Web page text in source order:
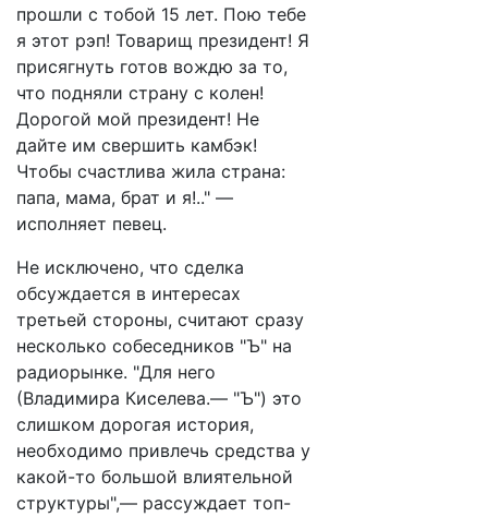
прошли с тобой 15 лет. Пою тебе
я этот рэп! Товарищ президент! Я
присягнуть готов вождю за то,
что подняли страну с колен!
Дорогой мой президент! Не
дайте им свершить камбэк!
Чтобы счастлива жила страна:
папа, мама, брат и я!.." —
исполняет певец.
Не исключено, что сделка
обсуждается в интересах
третьей стороны, считают сразу
несколько собеседников "Ъ" на
радиорынке. "Для него
(Владимира Киселева.— "Ъ") это
слишком дорогая история,
необходимо привлечь средства у
какой-то большой влиятельной
структуры",— рассуждает топ-